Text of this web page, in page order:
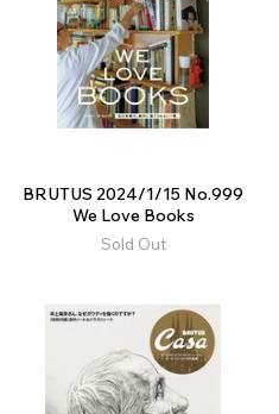
BRUTUS 2024/1/15 No.999
We Love Books
Sold Out